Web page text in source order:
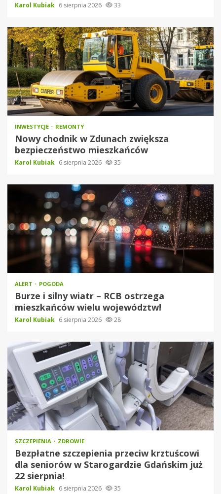
Karol Kubiak 6 sierpnia 2026 33
INWESTYCJE REMONTY
Nowy chodnik w Zdunach zwiększa
bezpieczeństwo mieszkańców
Karol Kubiak 6 sierpnia 2026 35
ALERT POGODA
Burze i silny wiatr – RCB ostrzega
mieszkańców wielu województw!
Karol Kubiak 6 sierpnia 2026 28
SZCZEPIENIA ZDROWIE
Bezpłatne szczepienia przeciw krztuścowi
dla seniorów w Starogardzie Gdańskim już
22 sierpnia!
Karol Kubiak 6 sierpnia 2026 35